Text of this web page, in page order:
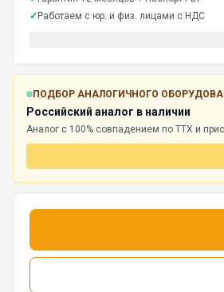
✓ Работаем с юр. и физ. лицами с НДС
ПОДБОР АНАЛОГИЧНОГО
Российский аналог в наличии
Аналог с 100% совпадением по ТТХ и